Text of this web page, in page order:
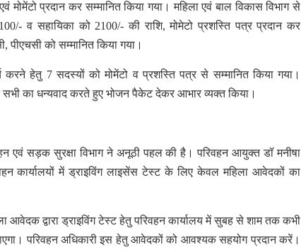
मोमेंटो प्रदान कर सम्मानित किया गया। महिला एवं बाल विकास विभाग से
व सहायिका को 2100/- की राशि, मोमेटो प्रशस्ति पत्र प्रदान कर
पीएचसी को सम्मानित किया गया।
करने हेतु 7 सदस्यों को मोमेंटो व प्रशस्ति पत्र से सम्मानित किया गया।
का धन्यवाद करते हुए भोजन पैकेट देकर आभार व्यक्त किया।
एवं सड़क सुरक्षा विभाग ने अनूठी पहल की है। परिवहन आयुक्त डॉ मनीषा
कार्यालयों में ड्राइविंग लाइसेंस टेस्ट के लिए केवल महिला आवेदकों का
आवेदक द्वारा ड्राइविंग टेस्ट हेतु परिवहन कार्यालय में सुबह से शाम तक कभी
परिवहन अधिकारी इस हेतु आवेदकों को आवश्यक सहयोग प्रदान करें।